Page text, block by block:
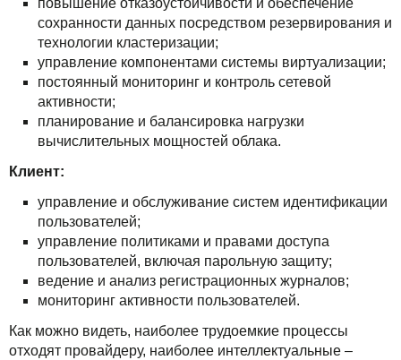
повышение отказоустойчивости и обеспечение
сохранности данных посредством резервирования и
технологии кластеризации;
управление компонентами системы виртуализации;
постоянный мониторинг и контроль сетевой
активности;
планирование и балансировка нагрузки
вычислительных мощностей облака.
Клиент:
управление и обслуживание систем идентификации
пользователей;
управление политиками и правами доступа
пользователей, включая парольную защиту;
ведение и анализ регистрационных журналов;
мониторинг активности пользователей.
Как можно видеть, наиболее трудоемкие процессы
отходят провайдеру, наиболее интеллектуальные –